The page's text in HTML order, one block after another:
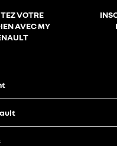
VOTRE
AVEC MY